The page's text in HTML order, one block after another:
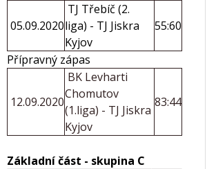
05.09.2020
TJ Třebíč (2.
liga) - TJ Jiskra
Kyjov
55:60
Přípravný zápas
12.09.2020
BK Levharti
Chomutov
(1.liga) - TJ Jiskra
Kyjov
83:44
Základní část - skupina C